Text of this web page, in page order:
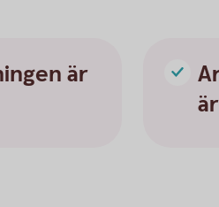
är